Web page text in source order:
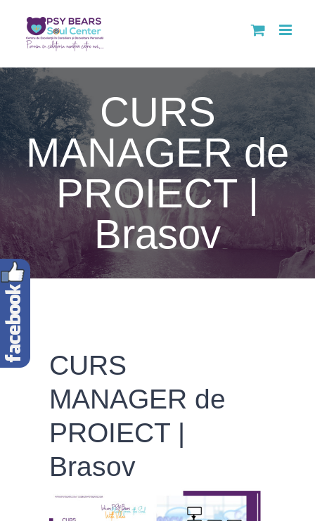
content
CURS
MANAGER de
PROIECT |
Brasov
CURS
MANAGER de
PROIECT |
Brasov